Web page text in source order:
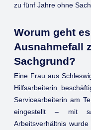
zu fünf Jahre ohne
Worum geht
Ausnahmefall
Sachgrund?
Eine Frau aus
Hilfsarbeiterin
Servicearbeiterin am
eingestellt – mit
Arbeitsverhältnis